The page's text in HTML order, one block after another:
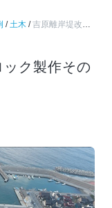
/土木 /吉原離岸堤改良(No143)ブロック製作その1工事
ク製作その